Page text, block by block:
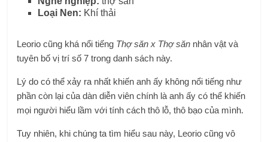
Loại Nen: Khí thải
Leorio cũng khá nổi tiếng Thợ săn x Thợ săn nhân vật và
tuyên bố vị trí số 7 trong danh sách này.
Lý do có thể xảy ra nhất khiến anh ấy không nổi tiếng như
phần còn lại của dàn diễn viên chính là anh ấy có thể khiến
mọi người hiểu lầm với tính cách thô lỗ, thô bạo của mình.
Tuy nhiên, khi chúng ta tìm hiểu sau này, Leorio cũng vô